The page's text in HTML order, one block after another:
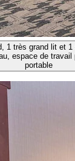
1 très grand lit et 1
espace de travail
portable